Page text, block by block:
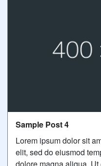
Sample Post 4
Lorem ipsum dolor sit
elit, sed do eiusmod